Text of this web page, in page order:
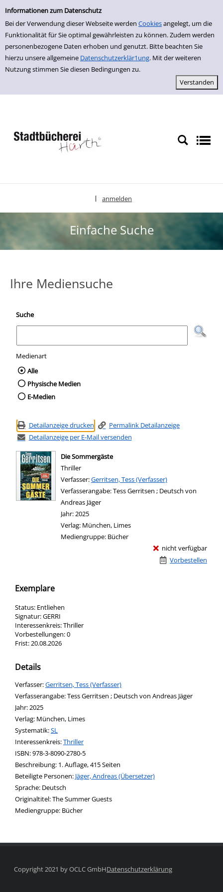
Einfache Suche
Informationen zum Datenschutz
Bei der Verwendung dieser Webseite werden Cookiesangelegt, um die
Funktionalität für Sie optimal gewährleisten zu können. Zudem werden
personenbezogene Daten erhoben und genutzt. Bitte beachten Sie
hierzu unsere allgemeine Datenschutzerklär1ung. Mit der weiteren
Nutzung stimmen Sie diesen Bedingungen zu.
zur Navigation springen
zum Inhalt springen
Zur Detailanzeige springen
anmelden
Einfache Suche
Ihre Mediensuche
Suche
Medienart
Wählen Sie die Medienart nach der Sie
Alle
Physische Medien
E-Medien
Detailanzeige drucken
Permalink Detailanzeige
Detailanzeige per E-Mail versenden
Die Sommergäste
Thriller
Verfasser:Suche nach diesem Verfasser
Gerritsen, Tess (Verfasser)
Verfasserangabe:Tess Gerritsen ; Deutsch von
Andreas Jäger
Jahr:2025
Verlag: München, Limes
Mediengruppe: Bücher
nicht verfügbar
Vorbestellen
Exemplare
Status: Entliehen
Signatur:GERRI
Interessenkreis:Thriller
Vorbestellungen:0
Frist:20.08.2026
Details
Verfasser:Suche nach diesem Verfasser
Gerritsen, Tess (Verfasser)
Verfasserangabe:Tess Gerritsen ; Deutsch von Andreas Jäger
Jahr:2025
Verlag: München, Limes
opens in new tab
Diesen Link in neuem Tab öffnen
Systematik:Suche nach dieser Systematik
SL
Interessenkreis:Suche nach diesem Interessenskreis
Thriller
ISBN:978-3-8090-2780-5
Beschreibung: 1. Auflage, 415 Seiten
Beteiligte Personen: Suche nach dieser Beteiligten Person
Jäger, Andreas (Übersetzer)
Sprache: Deutsch
Originaltitel:The Summer Guests
Mediengruppe: Bücher
Copyright 2021 by OCLC GmbHDatenschutzerklärung